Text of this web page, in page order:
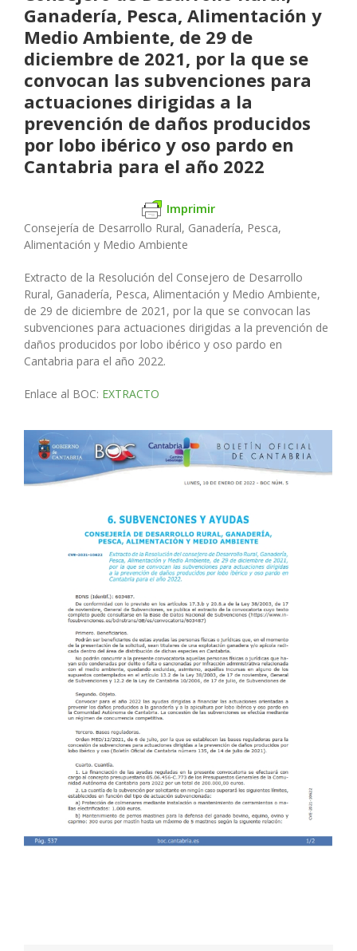
Ganadería, Pesca, Alimentación y
Medio Ambiente, de 29 de
diciembre de 2021, por la que se
convocan las subvenciones para
actuaciones dirigidas a la
prevención de daños producidos
por lobo ibérico y oso pardo en
Cantabria para el año 2022
Imprimir
Consejería de Desarrollo Rural, Ganadería, Pesca,
Alimentación y Medio Ambiente
Extracto de la Resolución del Consejero de Desarrollo
Rural, Ganadería, Pesca, Alimentación y Medio Ambiente,
de 29 de diciembre de 2021, por la que se convocan las
subvenciones para actuaciones dirigidas a la prevención de
daños producidos por lobo ibérico y oso pardo en
Cantabria para el año 2022.
Enlace al BOC: EXTRACTO